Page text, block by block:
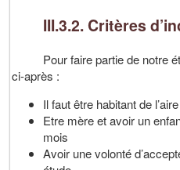
III.3.2. Critères
Pour faire partie de notre
ci-après :
Il faut être habitant de
Etre mère et avoir un
mois
Avoir une volonté